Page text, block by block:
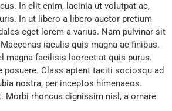
In elit enim, lacinia ut volutpat ac,
In ut libero a libero auctor pretium
eget lorem a varius. Nam pulvinar sit
iaculis quis magna ac finibus.
magna facilisis laoreet at quis purus.
posuere. Class aptent taciti sociosqu ad
nostra, per inceptos himenaeos.
Morbi rhoncus dignissim nisl, a ornare